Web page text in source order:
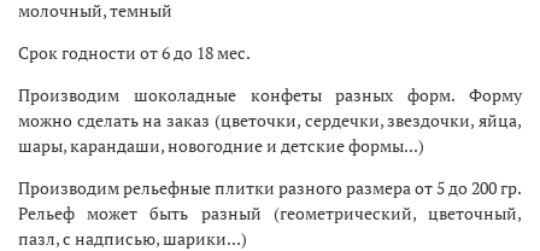
молочный, темный
Срок годности от 6 до 18 мес.
Производим шоколадные конфеты разных форм. Форму
можно сделать на заказ (цветочки, сердечки, звездочки, яйца,
шары, карандаши, новогодние и детские формы...)
Производим рельефные плитки разного размера от 5 до 200 гр.
Рельеф может быть разный (геометрический, цветочный,
пазл, с надписью, шарики...)